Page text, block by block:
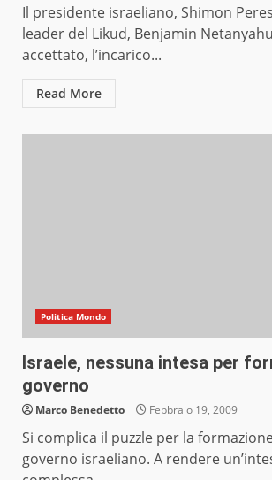
Il presidente israeliano, Shimon
leader del Likud, Benjamin
accettato, l’incarico...
Read More
Politica Mondo
Israele, nessuna intesa per
governo
Marco Benedetto Febbraio 19, 2009
Si complica il puzzle per la
governo israeliano. A rendere